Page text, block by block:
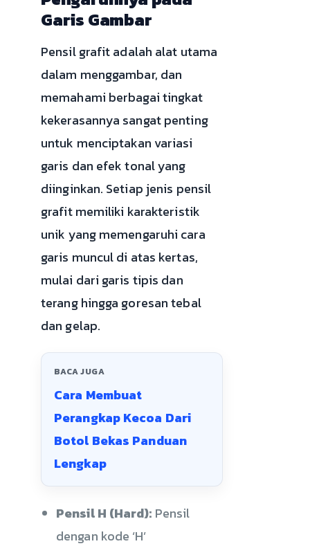
Garis Gambar
Pensil grafit adalah alat utama
dalam menggambar, dan
memahami berbagai tingkat
kekerasannya sangat penting
untuk menciptakan variasi
garis dan efek tonal yang
diinginkan. Setiap jenis pensil
grafit memiliki karakteristik
unik yang memengaruhi cara
garis muncul di atas kertas,
mulai dari garis tipis dan
terang hingga goresan tebal
dan gelap.
BACA JUGA
Cara Membuat
Perangkap Kecoa Dari
Botol Bekas Panduan
Lengkap
Pensil H (Hard): Pensil
dengan kode ‘H’